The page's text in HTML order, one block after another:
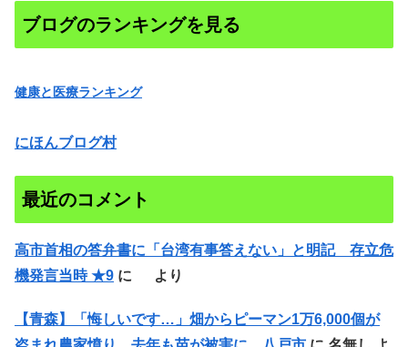
ブログのランキングを見る
健康と医療ランキング
にほんブログ村
最近のコメント
高市首相の答弁書に「台湾有事答えない」と明記 存立危
機発言当時 ★9 に より
【青森】「悔しいです…」畑からピーマン1万6,000個が